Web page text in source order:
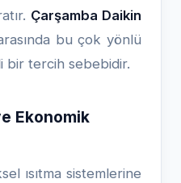
Çarşamba Daikin
bu çok yönlü
bir tercih sebebidir.
Ekonomik
ısıtma sistemlerine